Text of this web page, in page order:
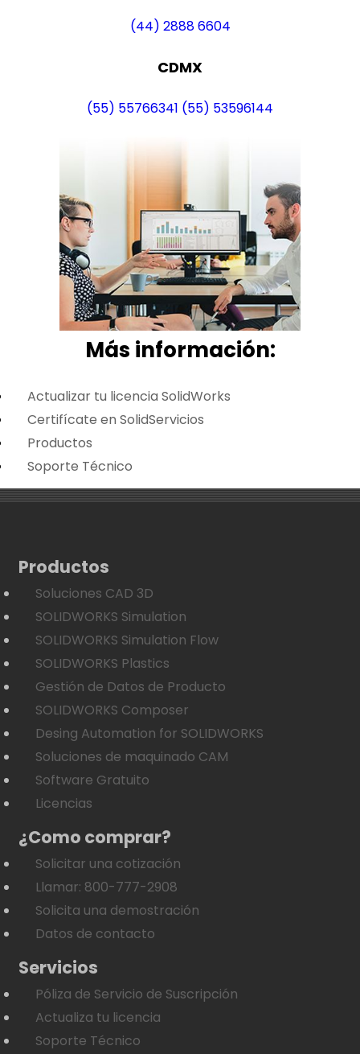
(44) 2888 6604
CDMX
(55) 55766341 (55) 53596144
Más información:
Actualizar tu licencia SolidWorks
Certifícate en SolidServicios
Productos
Soporte Técnico
Productos
Soluciones CAD 3D
SOLIDWORKS Simulation
SOLIDWORKS Simulation Flow
SOLIDWORKS Plastics
Gestión de Datos de Producto
SOLIDWORKS Composer
Desing Automation for SOLIDWORKS
Soluciones de maquinado CAM
Software Gratuito
Licencias
¿Como comprar?
Solicitar una cotización
Llamar: 800-777-2908
Solicita una demostración
Datos de contacto
Servicios
Póliza de Servicio de Suscripción
Actualiza tu licencia
Soporte Técnico